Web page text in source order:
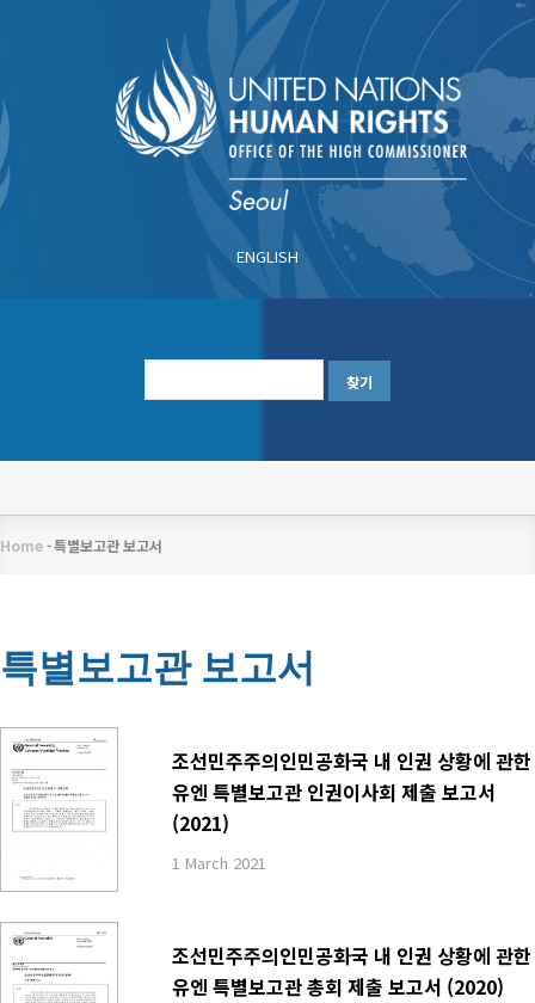
텐
츠
로
건
ENGLISH
메
경
Home-특별보고관 보고서
특별보고관 보고서
조선민주주의인민공화국 내 인권 상황에 관한
유엔 특별보고관 인권이사회 제출 보고서
(2021)
1 March 2021
조선민주주의인민공화국 내 인권 상황에 관한
유엔 특별보고관 총회 제출 보고서 (2020)